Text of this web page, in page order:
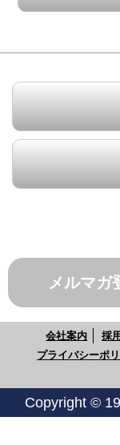
メルマガ
会社案内 採
プライバシーポ
Copyright ©